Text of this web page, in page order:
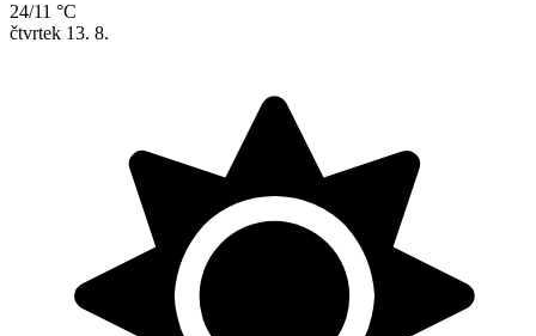
24/11 °C
čtvrtek 13. 8.